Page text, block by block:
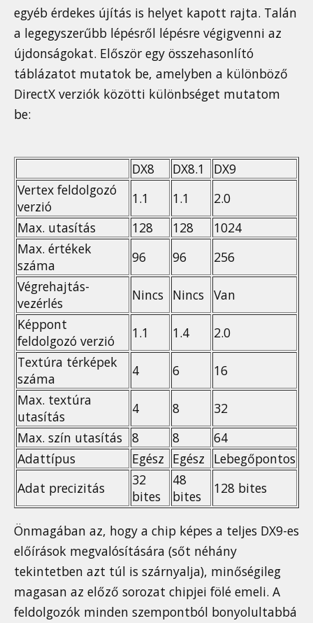
egyéb érdekes újítás is helyet kapott rajta. Talán
a legegyszerűbb lépésről lépésre végigvenni az
újdonságokat. Először egy összehasonlító
táblázatot mutatok be, amelyben a különböző
DirectX verziók közötti különbséget mutatom
be:
DX8 DX8.1
DX9
Vertex feldolgozó
verzió
1.1 1.1
2.0
Max. utasítás
128 128
1024
Max. értékek
száma
96 96
256
Végrehajtás-
vezérlés
Nincs Nincs
Van
Képpont
feldolgozó verzió
1.1 1.4
2.0
Textúra térképek
száma
4 6
16
Max. textúra
utasítás
4 8
32
Max. szín utasítás
8 8
64
Adattípus
Egész Egész
Lebegőpontos
Adat precizitás
32
bites
48
bites
128 bites
Önmagában az, hogy a chip képes a teljes DX9-es
előírások megvalósítására (sőt néhány
tekintetben azt túl is szárnyalja), minőségileg
magasan az előző sorozat chipjei fölé emeli. A
feldolgozók minden szempontból bonyolultabbá